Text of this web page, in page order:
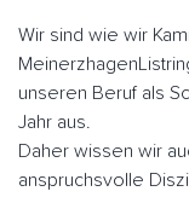
Wir sind wie wir
unseren Beruf als
Jahr aus.
Daher wissen wir
anspruchsvolle